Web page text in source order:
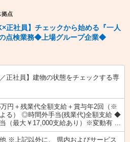
拠点
正社員】チェックから始める『一人
点検業務◆上場グループ企業◆
／正社員】建物の状態をチェックする専
円＋残業代全額支給＋賞与年2回（※
る） ◎時間外手当(残業代)全額支給 ◆
（最大￥17,000支給あり）※変動有 ...
※上記以外に、 県内およびサービス